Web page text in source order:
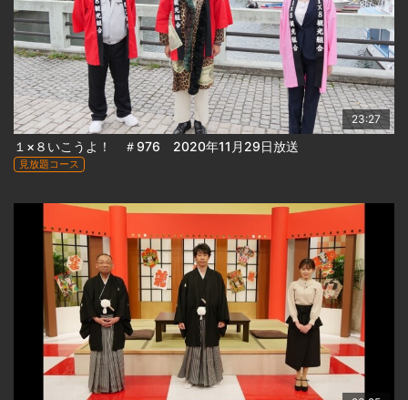
23:27
１×８いこうよ！ ＃976 2020年11月29日放送
見放題コース